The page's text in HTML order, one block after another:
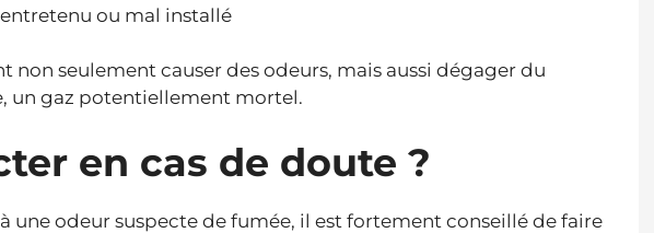
ou mal installé
non seulement causer des odeurs, mais aussi dégager du
un gaz potentiellement mortel.
en cas de doute ?
une odeur suspecte de fumée, il est fortement conseillé de faire